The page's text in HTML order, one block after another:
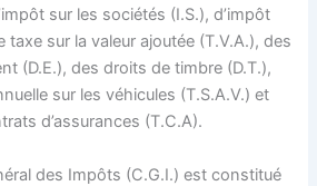
sur les sociétés (I.S.), d’impôt
taxe sur la valeur ajoutée (T.V.A.), des
(D.E.), des droits de timbre (D.T.),
sur les véhicules (T.S.A.V.) et
d’assurances (T.C.A).
des Impôts (C.G.I.) est constitué